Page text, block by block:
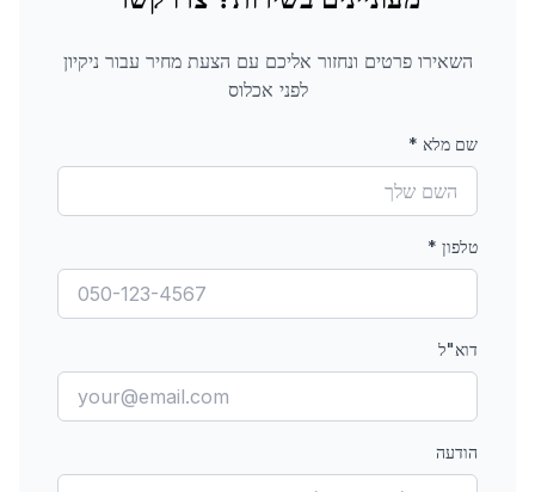
השאירו פרטים ונחזור אליכם עם הצעת מחיר עבור ניקיון
לפני אכלוס
שם מלא *
טלפון *
דוא"ל
הודעה